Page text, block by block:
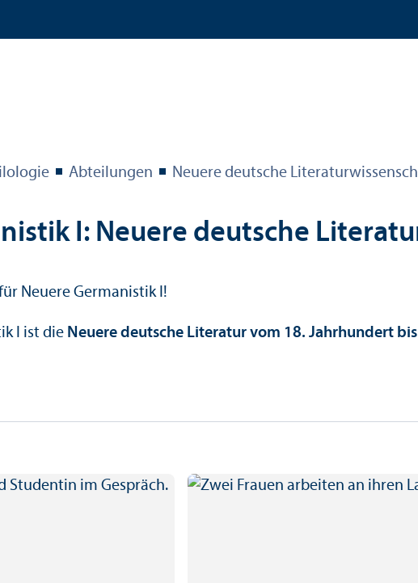
Abteilungen Neuere deutsche
I: Neuere deutsche
Neuere Germanistik I!
I ist die Neuere deutsche Literatur vom 18. Jahrhundert